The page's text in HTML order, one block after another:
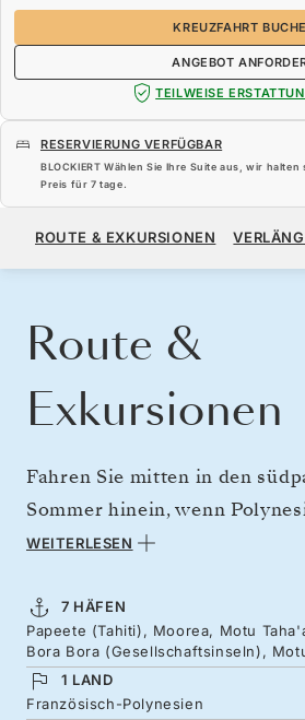
KREUZFAHRT
ANGEBOT
TEILWEISE
RESERVIERUNG VERFÜGBAR
BLOCKIERT Wählen Sie Ihre Suite aus, wir
Preis für 7 tage.
3.440 $
ROUTE & EXKURSIONEN
Route &
Exkursionen
Fahren Sie mitten in den
Sommer hinein, wenn
Lebendigkeit strahlt. Begleitet
entdecken Sie
Farben und Kontrasten nur
schroffen Berggipfeln über
hin zu kristallklaren Lagunen
WEITERLESEN
7 HÄFEN
Papeete (Tahiti), Moorea, Motu
Bora Bora (Gesellschaftsinseln),
1 LAND
Französisch-Polynesien